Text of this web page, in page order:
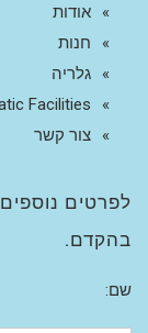
אודות
חנות
גלריה
Facilities
צור קשר
לפרטים
בהקדם.
שם: